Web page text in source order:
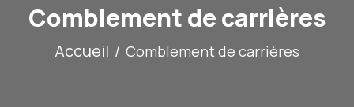
Comblement de carrières
Accueil Comblement de carrières